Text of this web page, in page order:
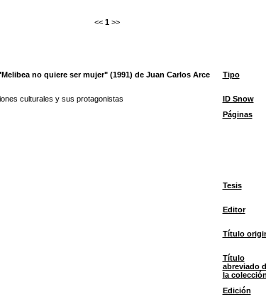
<< 1 >>
no quiere ser mujer" (1991) de Juan Carlos Arce
Tipo
culturales y sus protagonistas ID Snow
Páginas
Tesis
Editor
Título
Título
abreviado
la colección
Edición